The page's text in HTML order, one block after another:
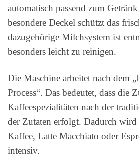
automatisch passend zum
besondere Deckel schützt das
dazugehörige Milchsystem ist
besonders leicht zu reinigen.
Die Maschine arbeitet nach dem
Process“. Das bedeutet, dass die
Kaffeespezialitäten nach der
der Zutaten erfolgt. Dadurch wird
Kaffee, Latte Macchiato oder
intensiv.